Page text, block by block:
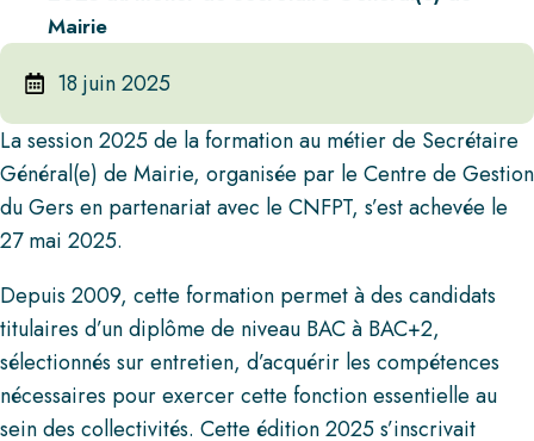
Mairie
18 juin 2025
La session 2025 de la formation au métier de Secrétaire
Général(e) de Mairie, organisée par le Centre de Gestion
du Gers en partenariat avec le CNFPT, s’est achevée le
27 mai 2025.
Depuis 2009, cette formation permet à des candidats
titulaires d’un diplôme de niveau BAC à BAC+2,
sélectionnés sur entretien, d’acquérir les compétences
nécessaires pour exercer cette fonction essentielle au
sein des collectivités. Cette édition 2025 s’inscrivait